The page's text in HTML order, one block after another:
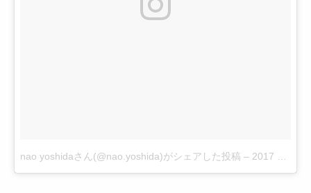
nao yoshidaさん(@nao.yoshida)がシェアした投稿 – 2017 10月 4 12:58午前 PDT